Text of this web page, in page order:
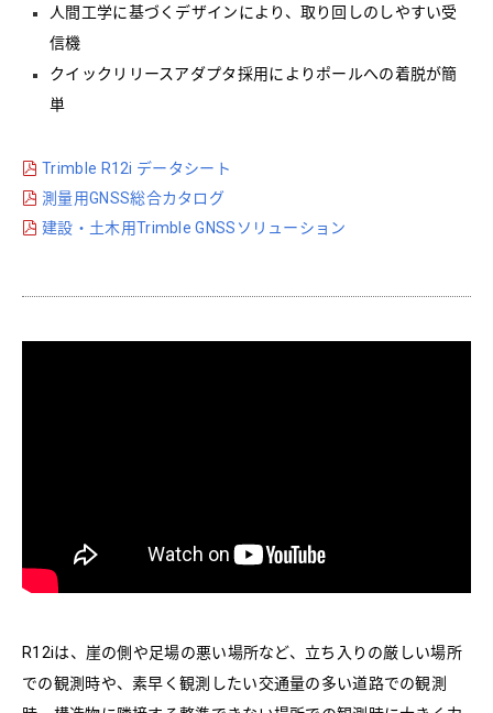
人間工学に基づくデザインにより、取り回しのしやすい受
信機
クイックリリースアダプタ採用によりポールへの着脱が簡
単
Trimble R12i データシート
測量用GNSS総合カタログ
建設・土木用Trimble GNSSソリューション
R12iは、崖の側や足場の悪い場所など、立ち入りの厳しい場所
での観測時や、素早く観測したい交通量の多い道路での観測